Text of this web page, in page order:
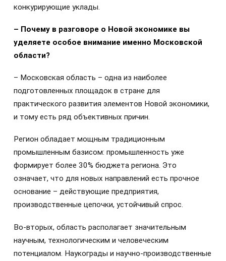
конкурирующие уклады.
– Почему в разговоре о Новой экономике вы
уделяете особое внимание именно Московской
области?
– Московская область – одна из наиболее
подготовленных площадок в стране для
практического развития элементов Новой экономики,
и тому есть ряд объективных причин.
Регион обладает мощным традиционным
промышленным базисом: промышленность уже
формирует более 30% бюджета региона. Это
означает, что для новых направлений есть прочное
основание – действующие предприятия,
производственные цепочки, устойчивый спрос.
Во-вторых, область располагает значительным
научным, технологическим и человеческим
потенциалом. Наукограды и научно-производственные